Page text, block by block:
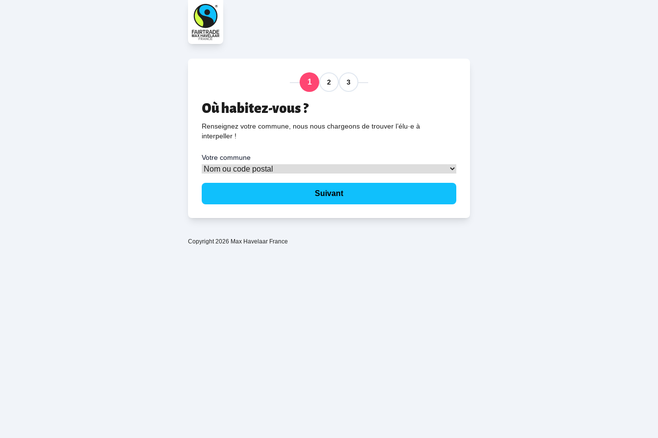
1 2 3
Où habitez-vous ?
Renseignez votre commune, nous nous chargeons de trouver l’élu·e à
interpeller !
Votre commune
Suivant
Copyright 2026 Max Havelaar France